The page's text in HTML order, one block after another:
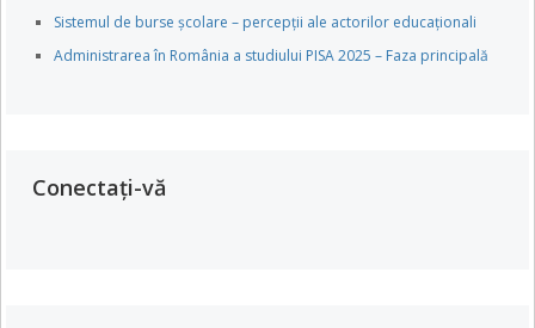
Sistemul de burse școlare – percepții ale actorilor educaționali
Administrarea în România a studiului PISA 2025 – Faza principală
Conectați-vă